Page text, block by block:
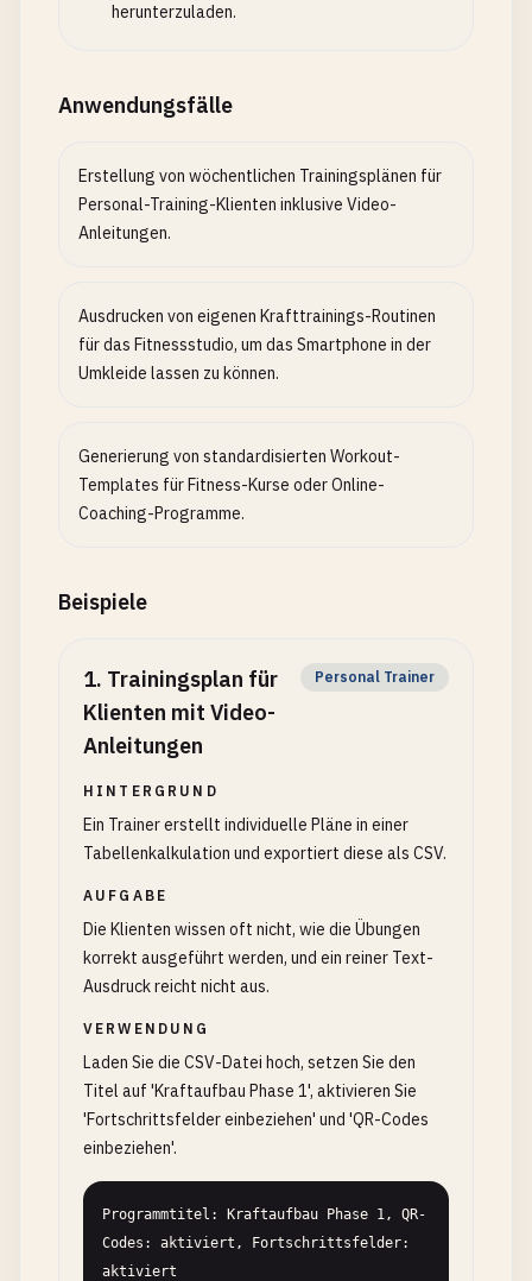
herunterzuladen.
Anwendungsfälle
Erstellung von wöchentlichen Trainingsplänen für
Personal-Training-Klienten inklusive Video-
Anleitungen.
Ausdrucken von eigenen Krafttrainings-Routinen
für das Fitnessstudio, um das Smartphone in der
Umkleide lassen zu können.
Generierung von standardisierten Workout-
Templates für Fitness-Kurse oder Online-
Coaching-Programme.
Beispiele
1. Trainingsplan für
Klienten mit Video-
Anleitungen
Personal Trainer
HINTERGRUND
Ein Trainer erstellt individuelle Pläne in einer
Tabellenkalkulation und exportiert diese als CSV.
AUFGABE
Die Klienten wissen oft nicht, wie die Übungen
korrekt ausgeführt werden, und ein reiner Text-
Ausdruck reicht nicht aus.
VERWENDUNG
Laden Sie die CSV-Datei hoch, setzen Sie den
Titel auf 'Kraftaufbau Phase 1', aktivieren Sie
'Fortschrittsfelder einbeziehen' und 'QR-Codes
einbeziehen'.
Programmtitel: Kraftaufbau Phase 1, QR-
Codes: aktiviert, Fortschrittsfelder:
aktiviert